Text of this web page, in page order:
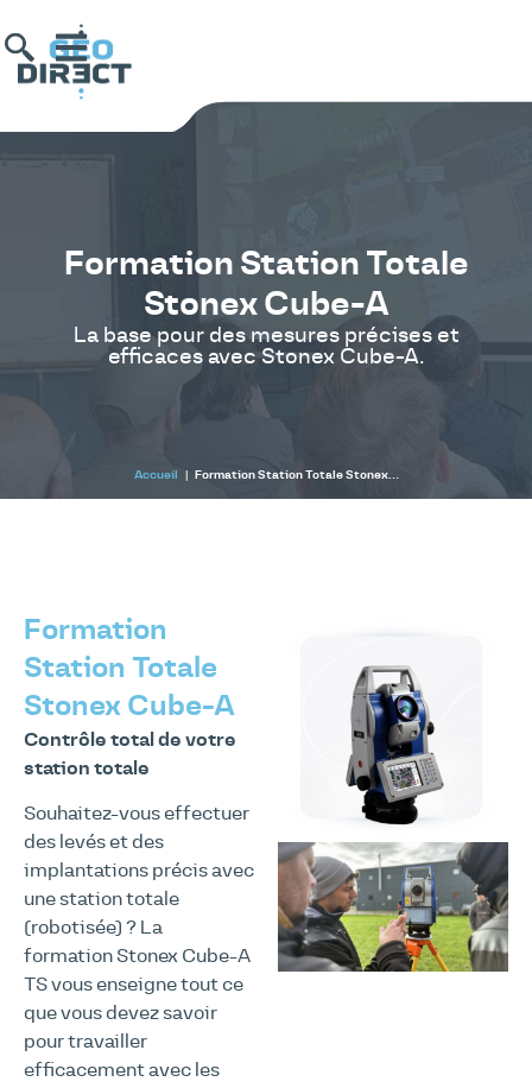
Formation Station Totale
Stonex Cube-A
La base pour des mesures précises et
efficaces avec Stonex Cube-A.
Accueil Formation Station Totale Stonex…
Formation
Station Totale
Stonex Cube-A
Contrôle total de votre
station totale
Souhaitez-vous effectuer
des levés et des
implantations précis avec
une station totale
(robotisée) ? La
formation Stonex Cube-A
TS vous enseigne tout ce
que vous devez savoir
pour travailler
efficacement avec les